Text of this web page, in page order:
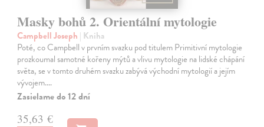
Masky bohů 2. Orientální mytologie
Campbell Joseph | Kniha
Poté, co Campbell v prvním svazku pod titulem Primitivní mytologie
prozkoumal samotné kořeny mýtů a vlivu mytologie na lidské chápání
světa, se v tomto druhém svazku zabývá východní mytologií a jejím
vývojem.…
Zasielame do 12 dní
35,63 €